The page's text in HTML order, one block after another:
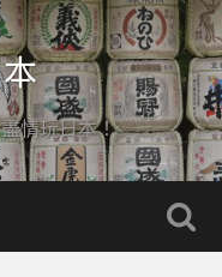
情玩日本！